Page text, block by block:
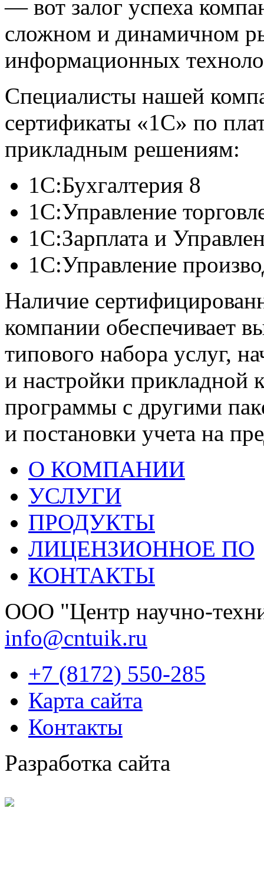
— вот залог успеха
сложном и динамичном
информационных
Специалисты нашей
сертификаты «1С» по
прикладным решениям:
1С:Бухгалтерия 8
1С:Управление
1С:Зарплата и
1С:Управление
Наличие
компании обеспечивает
типового набора услуг,
и настройки прикладной
программы с другими
и постановки учета на
О КОМПАНИИ
УСЛУГИ
ПРОДУКТЫ
ЛИЦЕНЗИОННОЕ ПО
КОНТАКТЫ
OOО "Центр научно-
info@cntuik.ru
+7 (8172) 550-285
Карта сайта
Контакты
Разработка сайта